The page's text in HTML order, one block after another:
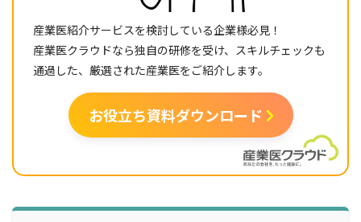
産業医紹介サービスを検討している企業様必見！
産業医クラウドなら独自の研修を受け、スキルチェックも
通過した、厳選された産業医をご紹介します。
お役立ち資料ダウンロード